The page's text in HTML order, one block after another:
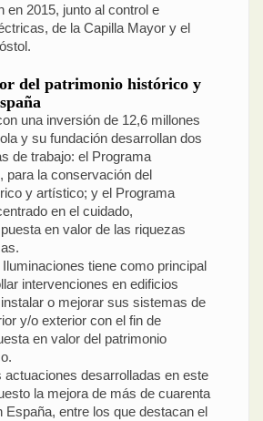
en 2015, junto al control e
de la Capilla Mayor y el
del patrimonio histórico y
una inversión de 12,6 millones
y su fundación desarrollan dos
de trabajo: el Programa
para la conservación del
y artístico; y el Programa
en el cuidado,
en valor de las riquezas
tiene como principal
intervenciones en edificios
o mejorar sus sistemas de
y/o exterior con el fin de
en valor del patrimonio
actuaciones desarrolladas en este
la mejora de más de cuarenta
España, entre los que destacan el